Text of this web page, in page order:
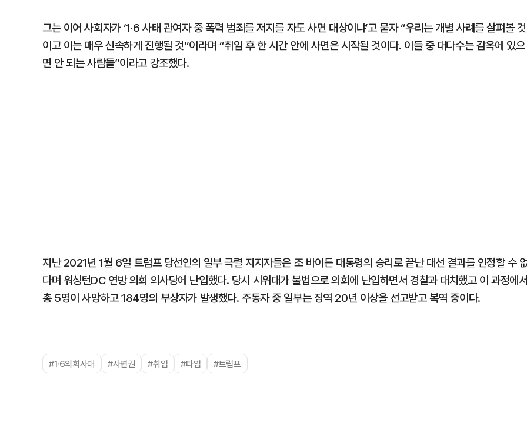
그는 이어 사회자가 ‘1·6 사태 관여자 중 폭력 범죄를 저지를 자도 사면 대상이냐’고 묻자 “우리는 개별 사례를 살펴볼 것
이고 이는 매우 신속하게 진행될 것”이라며 “취임 후 한 시간 안에 사면은 시작될 것이다. 이들 중 대다수는 감옥에 있으
면 안 되는 사람들”이라고 강조했다.
지난 2021년 1월 6일 트럼프 당선인의 일부 극렬 지지자들은 조 바이든 대통령의 승리로 끝난 대선 결과를 인정할 수
다며 워싱턴DC 연방 의회 의사당에 난입했다. 당시 시위대가 불법으로 의회에 난입하면서 경찰과 대치했고 이 과정에
총 5명이 사망하고 184명의 부상자가 발생했다. 주동자 중 일부는 징역 20년 이상을 선고받고 복역 중이다.
#1·6의회사태 #사면권 #취임 #타임 #트럼프